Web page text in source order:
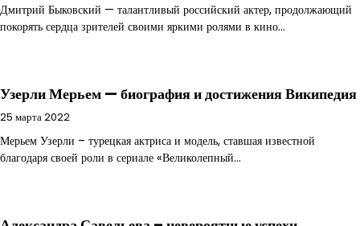
Дмитрий Быковский — талантливый российский актер, продолжающий
покорять сердца зрителей своими яркими ролями в кино…
Узерли Мерьем — биография и достижения Википедия
25 марта 2022
Мерьем Узерли – турецкая актриса и модель, ставшая известной
благодаря своей роли в сериале «Великолепный…